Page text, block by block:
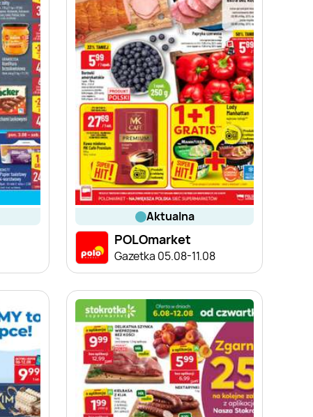
aktualna
POLOmarket
Gazetka 05.08-11.08